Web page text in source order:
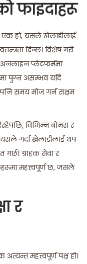
फाइदाहरू
एक हो, यसले खेलाडीलाई
दिन्छ। विशेष गरी
प्लेटफर्ममा
पुग्न असम्भव यदि
समय मोज गर्न सक्षम
विभिन्न बोनस र
गर्दा खेलाडीलाई थप
गर्छ। ग्राहक सेवा र
महत्त्वपूर्ण छ, जसले
र
महत्त्वपूर्ण पक्ष हो।